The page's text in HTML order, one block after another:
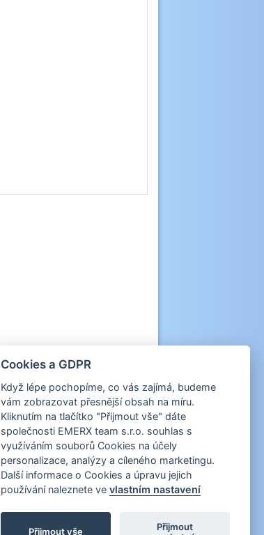
Cookies a GDPR
Když lépe pochopíme, co vás zajímá, budeme
vám zobrazovat přesnější obsah na míru.
Kliknutím na tlačítko "Přijmout vše" dáte
společnosti EMERX team s.r.o. souhlas s
využíváním souborů Cookies na účely
personalizace, analýzy a cíleného marketingu.
Další informace o Cookies a úpravu jejich
používání naleznete ve vlastním nastavení
Přijmout vše
Přijmout